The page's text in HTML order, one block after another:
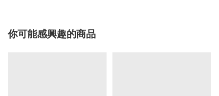
你可能感興趣的商品